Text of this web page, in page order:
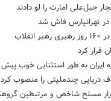
جبل‌علی امارت را لو دادند
فرار کرد
ایران به طور استثنایی خوب
دریایی چندملیتی را منصوب کرد